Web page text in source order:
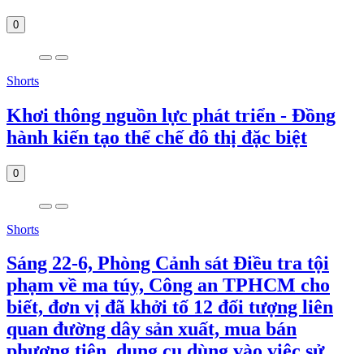
0
Shorts
Khơi thông nguồn lực phát triển - Đồng
hành kiến tạo thể chế đô thị đặc biệt
0
Shorts
Sáng 22-6, Phòng Cảnh sát Điều tra tội
phạm về ma túy, Công an TPHCM cho
biết, đơn vị đã khởi tố 12 đối tượng liên
quan đường dây sản xuất, mua bán